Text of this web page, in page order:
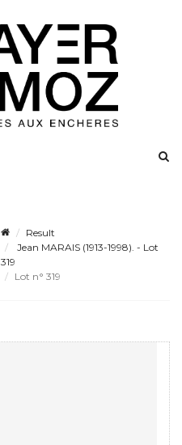
Result
Jean MARAIS (1913-1998). - Lot
319
Lot n° 319